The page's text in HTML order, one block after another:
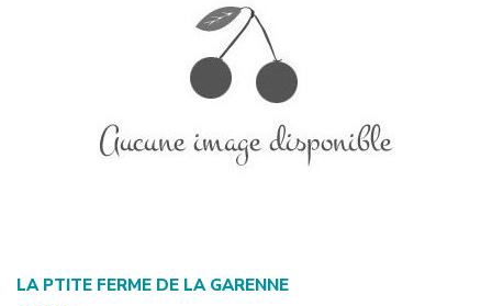
LA PTITE FERME DE LA GARENNE